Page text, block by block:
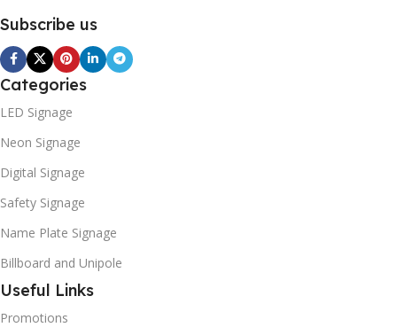
Subscribe us
Categories
LED Signage
Neon Signage
Digital Signage
Safety Signage
Name Plate Signage
Billboard and Unipole
Useful Links
Promotions